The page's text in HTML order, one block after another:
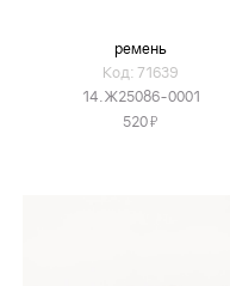
ремень
Код: 71639
14.Ж25086-0001
520Я